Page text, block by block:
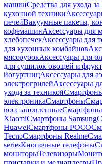
машинСредства для ухода
кухонной техники
печейВакуумные пакеты,
кофемашинАксессуары для
хлебопечекАксессуары для
для кухонных комбайнов
мясорубокАксессуары для
для сушилок овощей и
йогуртницАксессуары для
электрогрилейАксессуары
ухода за техникой
электроникаСмартфоны
восстановленные
XiaomiСмартфоны Samsung
HuaweiСмартфоны POCO
TecnoСмартфоны Realme
seriesКнопочные телефоны
мониторыТелевизоры
приставки и медиаплееры